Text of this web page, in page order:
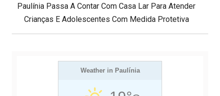
o
S
N
X
Paulínia Passa A Contar Com Casa Lar Para Atender
Crianças E Adolescentes Com Medida Protetiva
Weather in Paulínia